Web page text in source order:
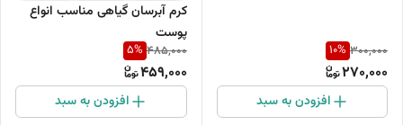
300,000
10%
270,000
افزودن به سبد
کرم آبرسان گیاهی مناسب انواع
پوست
485,000
5%
459,000
افزودن به سبد